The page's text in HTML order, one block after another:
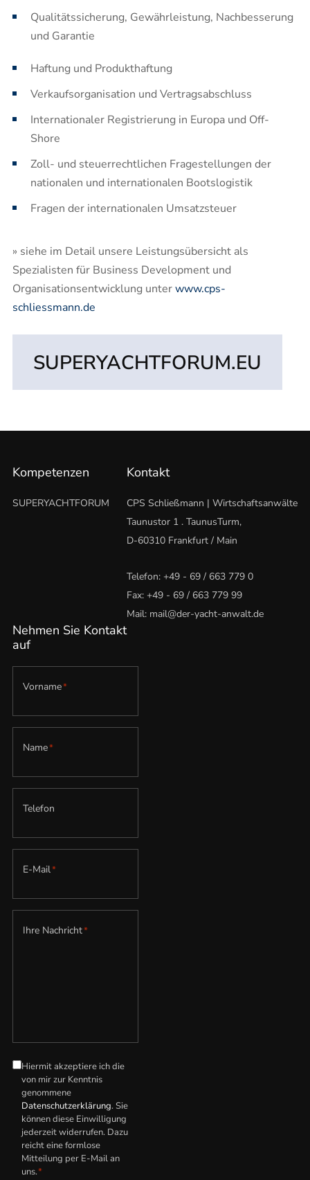
Qualitätssicherung, Gewährleistung, Nachbesserung
und Garantie
Haftung und Produkthaftung
Verkaufsorganisation und Vertragsabschluss
Internationaler Registrierung in Europa und Off-
Shore
Zoll- und steuerrechtlichen Fragestellungen der
nationalen und internationalen Bootslogistik
Fragen der internationalen Umsatzsteuer
» siehe im Detail unsere Leistungsübersicht als
Spezialisten für Business Development und
Organisationsentwicklung unterwww.cps-
schliessmann.de
SUPERYACHTFORUM.EU
Kompetenzen
SUPERYACHTFORUM
Kontakt
CPS Schließmann | Wirtschaftsanwälte
Taunustor 1 . TaunusTurm,
D-60310 Frankfurt / Main
Telefon: +49 - 69 / 663 779 0
Fax: +49 - 69 / 663 779 99
Mail: mail@der-yacht-anwalt.de
Nehmen Sie Kontakt
auf
Vorname*
Name*
Telefon
E-Mail*
Ihre Nachricht*
Datenschutzerklärung*
Hiermit akzeptiere ich die
von mir zur Kenntnis
genommene
Datenschutzerklärung. Sie
können diese Einwilligung
jederzeit widerrufen. Dazu
reicht eine formlose
Mitteilung per E-Mail an
uns.*